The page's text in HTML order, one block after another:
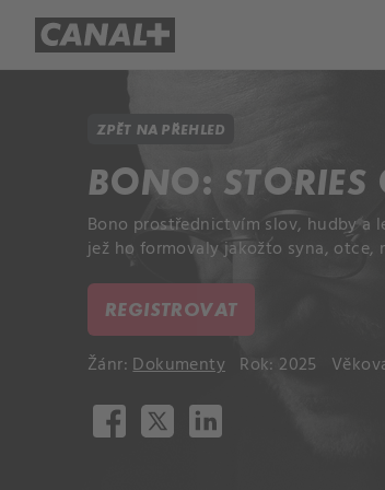
ZPĚT NA PŘEHLED
BONO: STORIES
Bono prostřednictvím slov, hudby a
jež ho formovaly jakožto syna, otce,
REGISTROVAT
Žánr:Dokumenty Rok: 2025